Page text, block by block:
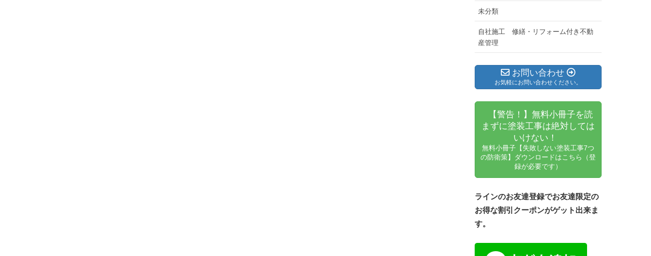
未分類
自社施工 修繕・リフォーム付き不動
産管理
お問い合わせ
お気軽にお問い合わせください。
【警告！】無料小冊子を読
まずに塗装工事は絶対しては
いけない！
無料小冊子【失敗しない塗装工事7つ
の防衛策】ダウンロードはこちら（登
録が必要です）
ラインのお友達登録でお友達限定の
お得な割引クーポンがゲット出来ま
す。